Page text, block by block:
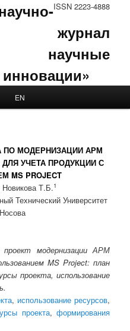
ISSN 2223-4888
журнал
научные
EN
ПО МОДЕРНИЗАЦИИ АРМ
УЧЕТА ПРОДУКЦИИ С
MS PROJECT
Новикова Т.Б.1
Технический Университет
модернизации АРМ
MS Project: план
проекта, использование
, использование ресурсов,
проекта, формирования